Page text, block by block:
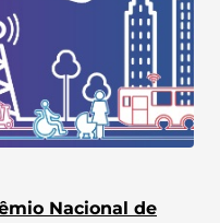
Nacional de